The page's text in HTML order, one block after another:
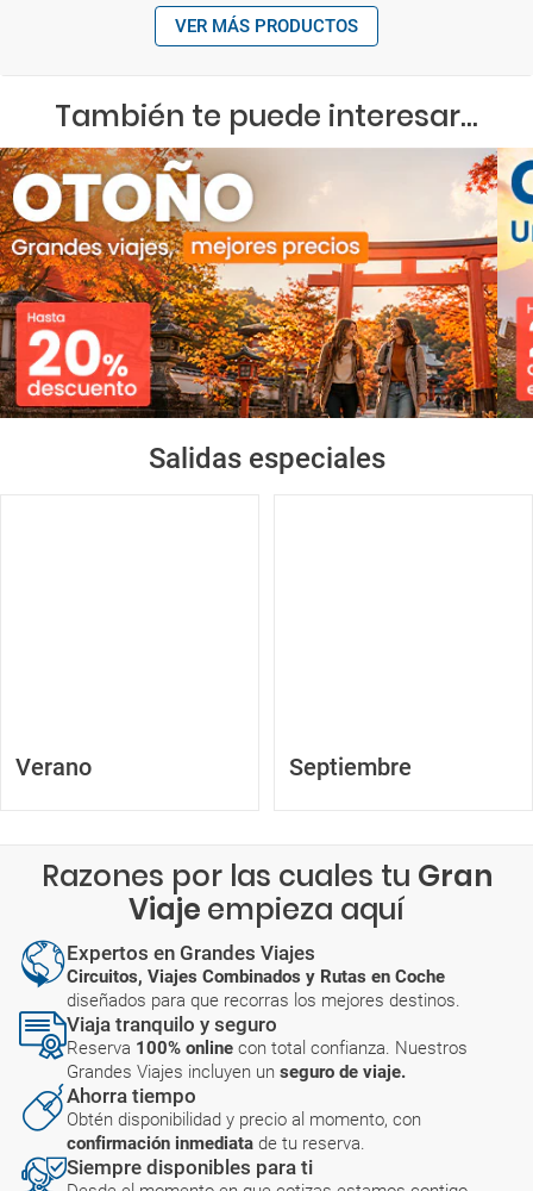
VER MÁS PRODUCTOS
También te puede interesar...
Salidas especiales
Verano Septiembre
Razones por las cuales tu Gran
Viaje empieza aquí
Expertos en Grandes Viajes
Circuitos, Viajes Combinados y Rutas en Coche
diseñados para que recorras los mejores destinos.
Viaja tranquilo y seguro
Reserva 100% online con total confianza. Nuestros
Grandes Viajes incluyen un seguro de viaje.
Ahorra tiempo
Obtén disponibilidad y precio al momento, con
confirmación inmediata de tu reserva.
Siempre disponibles para ti